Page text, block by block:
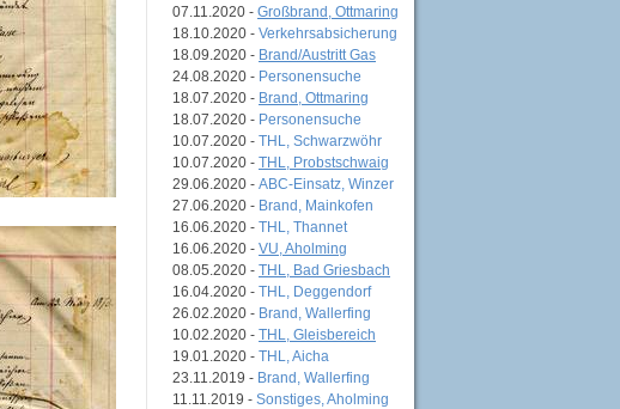
07.11.2020 - Großbrand, Ottmaring
18.10.2020 - Verkehrsabsicherung
18.09.2020 - Brand/Austritt Gas
24.08.2020 - Personensuche
18.07.2020 - Brand, Ottmaring
18.07.2020 - Personensuche
10.07.2020 - THL, Schwarzwöhr
10.07.2020 - THL, Probstschwaig
29.06.2020 - ABC-Einsatz, Winzer
27.06.2020 - Brand, Mainkofen
16.06.2020 - THL, Thannet
16.06.2020 - VU, Aholming
08.05.2020 - THL, Bad Griesbach
16.04.2020 - THL, Deggendorf
26.02.2020 - Brand, Wallerfing
10.02.2020 - THL, Gleisbereich
19.01.2020 - THL, Aicha
23.11.2019 - Brand, Wallerfing
11.11.2019 - Sonstiges, Aholming